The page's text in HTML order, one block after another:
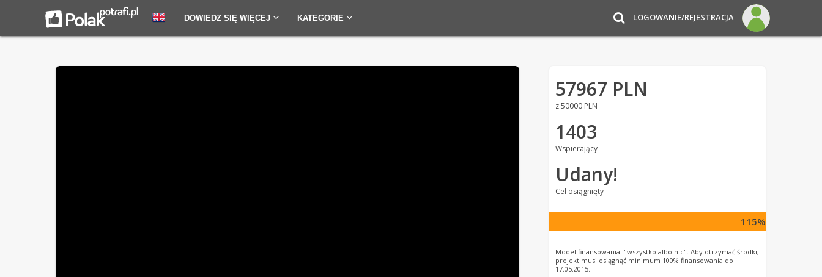
DOWIEDZ SIĘ WIĘCEJ KATEGORIE LOGOWANIE/REJESTRACJA
57967 PLN
z 50000 PLN
1403
Wspierający
Udany!
Cel osiągnięty
115%
Model finansowania: "wszystko albo nic". Aby otrzymać środki,
projekt musi osiągnąć minimum 100% finansowania do
17.05.2015.